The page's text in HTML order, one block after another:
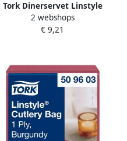
Tork Dinerservet Linstyle
Premium 1 8 vouw 1-laags
390x390mm 50 vel zwart
2 webshops
€ 9,21